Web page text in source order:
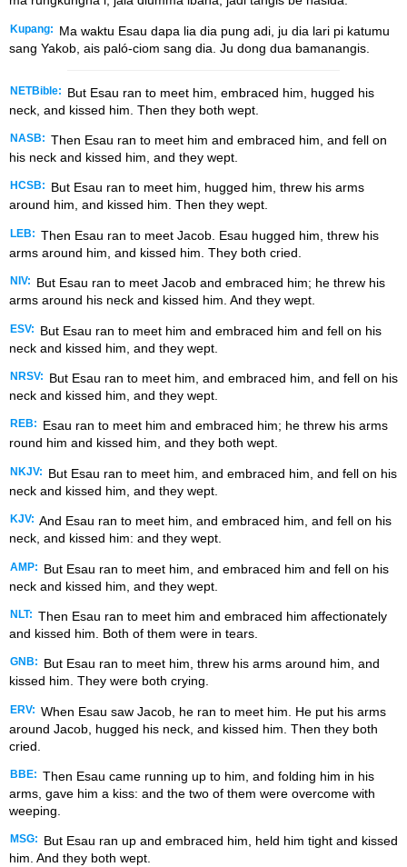
Kupang:
Ma waktu Esau dapa lia dia pung adi, ju dia lari pi katumu
sang Yakob, ais paló-ciom sang dia. Ju dong dua bamanangis.
NETBible:
But Esau ran to meet him, embraced him, hugged his
neck, and kissed him. Then they both wept.
NASB: Then Esau ran to meet him and embraced him, and fell on
his neck and kissed him, and they wept.
HCSB:
But Esau ran to meet him, hugged him, threw his arms
around him, and kissed him. Then they wept.
LEB: Then Esau ran to meet Jacob. Esau hugged him, threw his
arms around him, and kissed him. They both cried.
NIV:
But Esau ran to meet Jacob and embraced him; he threw his
arms around his neck and kissed him. And they wept.
ESV:
But Esau ran to meet him and embraced him and fell on his
neck and kissed him, and they wept.
NRSV:
But Esau ran to meet him, and embraced him, and fell on his
neck and kissed him, and they wept.
REB:
Esau ran to meet him and embraced him; he threw his arms
round him and kissed him, and they both wept.
NKJV:
But Esau ran to meet him, and embraced him, and fell on his
neck and kissed him, and they wept.
KJV: And Esau ran to meet him, and embraced him, and fell on his
neck, and kissed him: and they wept.
AMP:
But Esau ran to meet him, and embraced him and fell on his
neck and kissed him, and they wept.
NLT: Then Esau ran to meet him and embraced him affectionately
and kissed him. Both of them were in tears.
GNB:
But Esau ran to meet him, threw his arms around him, and
kissed him. They were both crying.
ERV: When Esau saw Jacob, he ran to meet him. He put his arms
around Jacob, hugged his neck, and kissed him. Then they both
cried.
BBE: Then Esau came running up to him, and folding him in his
arms, gave him a kiss: and the two of them were overcome with
weeping.
MSG:
But Esau ran up and embraced him, held him tight and kissed
him. And they both wept.